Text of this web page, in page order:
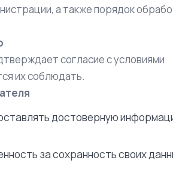
а также порядок
согласие с условиями
их соблюдать.
достоверную
за сохранность своих